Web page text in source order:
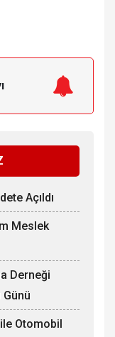
Açıldı
Meslek
Derneği
Günü
Otomobil